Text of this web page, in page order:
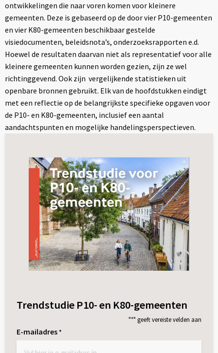
ontwikkelingen die naar voren komen voor kleinere
gemeenten. Deze is gebaseerd op de door vier P10-gemeenten
en vier K80-gemeenten beschikbaar gestelde
visiedocumenten, beleidsnota’s, onderzoeksrapporten e.d.
Hoewel de resultaten daarvan niet als representatief voor alle
kleinere gemeenten kunnen worden gezien, zijn ze wel
richtinggevend. Ook zijn vergelijkende statistieken uit
openbare bronnen gebruikt. Elk van de hoofdstukken eindigt
met een reflectie op de belangrijkste specifieke opgaven voor
de P10- en K80-gemeenten, inclusief een aantal
aandachtspunten en mogelijke handelingsperspectieven.
Trendstudie P10- en K80-gemeenten
"*" geeft vereiste velden aan
E-mailadres*